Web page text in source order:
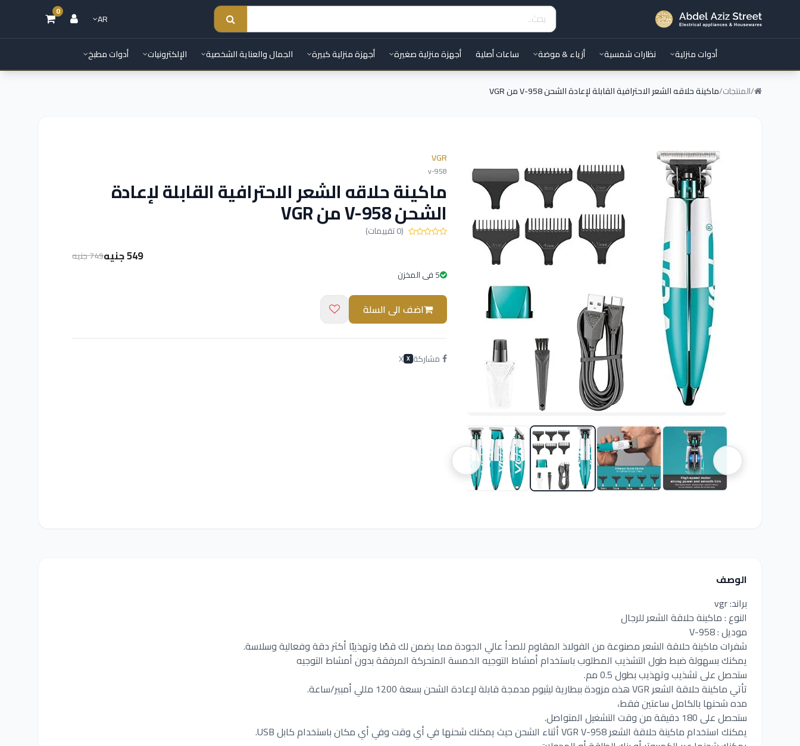
AR
0
أدوات منزلية نظارات شمسية أزياء & موضة ساعات أصلية أجهزة منزلية صغيرة أجهزة منزلية كبيرة الجمال والعناية الشخصية الإلكترونيات أدوات مطبخ
/المنتجات/ماكينة حلاقه الشعر الاحترافية القابلة لإعادة الشحن V-958 من VGR
VGR
v-958
ماكينة حلاقه الشعر الاحترافية القابلة لإعادة
الشحن V-958 من VGR
(0 تقييمات)
549 جنيه 749 جنيه
5 فى المخزن
اضف الى السلة
مشاركة X
X
الوصف
براند: vgr
النوع : ماكينة حلاقة الشعر للرجال
موديل : V-958
شفرات ماكينة حلاقة الشعر مصنوعة من الفولاذ المقاوم للصدأ عالي الجودة مما يضمن لك قصًا وتهذيبًا أكثر دقة وفعالية وسلاسة.
يمكنك بسهولة ضبط طول التشذيب المطلوب باستخدام أمشاط التوجيه الخمسة المتحركة المرفقة بدون أمشاط التوجيه
ستحصل على تشذيب وتهذيب بطول 0.5 مم.
تأتي ماكينة حلاقة الشعر VGR هذه مزودة ببطارية ليثيوم مدمجة قابلة لإعادة الشحن بسعة 1200 مللي أمبير/ساعة.
مده شحنها بالكامل ساعتين فقط،
ستحصل على 180 دقيقة من وقت التشغيل المتواصل.
يمكنك استخدام ماكينة حلاقة الشعر VGR V-958 أثناء الشحن حيث يمكنك شحنها في أي وقت وفي أي مكان باستخدام كابل USB.